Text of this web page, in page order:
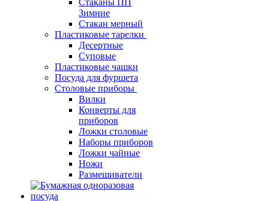
Стаканы ПП
Зимние
Стакан мерный
Пластиковые тарелки
Десертные
Суповые
Пластиковые чашки
Посуда для фуршета
Столовые приборы
Вилки
Конверты для
приборов
Ложки столовые
Наборы приборов
Ложки чайные
Ножи
Размешиватели